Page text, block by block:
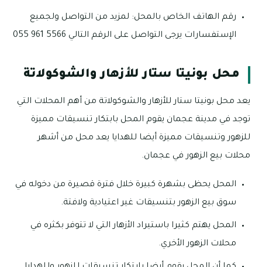
رقم الهاتف الخاص بالمحل: لمزيد من التواصل ولجميع
الإستفسارات يرجى التواصل على الرقم التالي 5566 961 055
محل بونيتا ستار للأزهار والشوكولاتة
يعد محل بونيتا ستار للأزهار والشوكولاتة من أهم المحلات التي
توجد في مدينة عجمان يقوم المحل بابتكار تنسيقات مميزة
للزهور وتنسيقات مميزة أيضا للهدايا يعد محل من أشهر
محلات بيع الزهور في عجمان.
المحل يحظى بشهرة كبيرة خلال فترة قصيرة من دخوله في
سوق بيع الزهور بتنسيقات غير اعتيادية ولافتة.
المحل يهتم كثيرا باستيراد الأزهار التي لا تتوفر بكثره في
محلات الزهور الأخري.